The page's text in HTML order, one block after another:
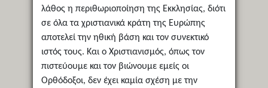
λάθος η περιθωριοποίηση της Εκκλησίας, διότι
σε όλα τα χριστιανικά κράτη της Ευρώπης
αποτελεί την ηθική βάση και τον συνεκτικό
ιστός τους. Και ο Χριστιανισμός, όπως τον
πιστεύουμε και τον βιώνουμε εμείς οι
Ορθόδοξοι, δεν έχει καμία σχέση με την